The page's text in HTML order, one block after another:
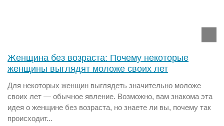
Женщина без возраста: Почему некоторые
женщины выглядят моложе своих лет
Для некоторых женщин выглядеть значительно моложе
своих лет — обычное явление. Возможно, вам знакома эта
идея о женщине без возраста, но знаете ли вы, почему так
происходит...